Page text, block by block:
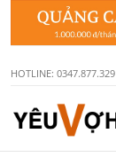
HOTLINE: 0347.877.329